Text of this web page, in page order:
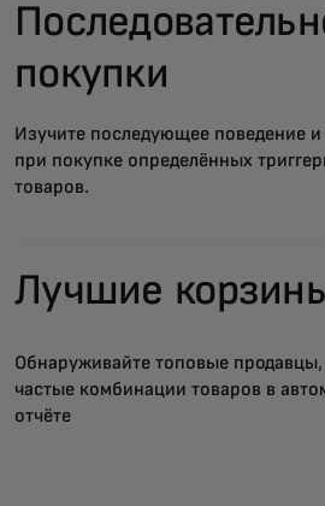
покупки
Изучите последующее поведение и
при покупке определённых
товаров.
Лучшие
Обнаруживайте топовые
частые комбинации товаров в
отчёте